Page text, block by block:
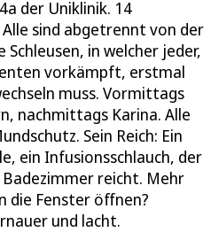
der Uniklinik. 14
sind abgetrennt von der
in welcher jeder,
vorkämpft, erstmal
muss. Vormittags
nachmittags Karina. Alle
Sein Reich: Ein
ein Infusionsschlauch, der
Badezimmer reicht. Mehr
die Fenster öffnen?
und lacht.